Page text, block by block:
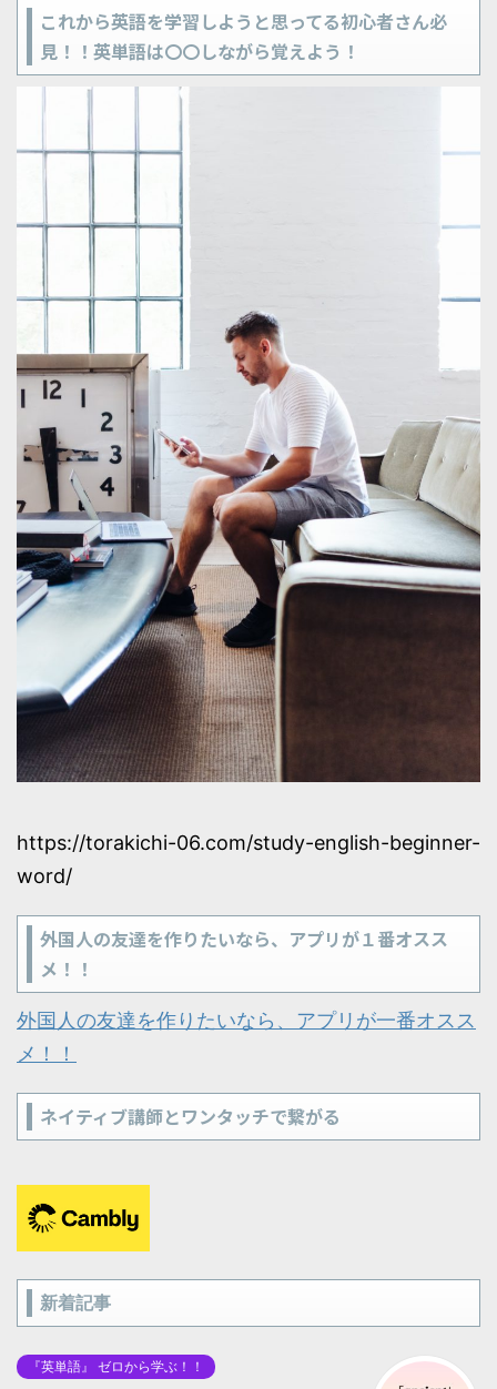
これから英語を学習しようと思ってる初心者さん必
見！！英単語は〇〇しながら覚えよう！
https://torakichi-06.com/study-english-beginner-
word/
外国人の友達を作りたいなら、アプリが１番オスス
メ！！
外国人の友達を作りたいなら、アプリが一番オスス
メ！！
ネイティブ講師とワンタッチで繋がる
新着記事
『英単語』 ゼロから学ぶ！！